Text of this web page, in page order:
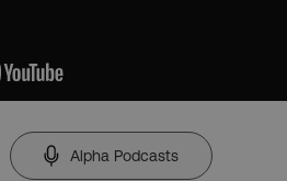
Alpha Podcasts